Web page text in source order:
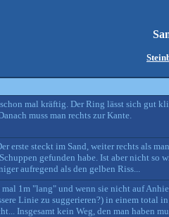
mal kräftig. Der Ring lässt sich gut
muss man rechts zur Kante.
erste steckt im Sand, weiter rechts als
gefunden habe. Ist aber nicht so
aufregend als den gelben Riss...
1m "lang" und wenn sie nicht auf
Linie zu suggerieren?) in einem
Insgesamt kein Weg, den man haben